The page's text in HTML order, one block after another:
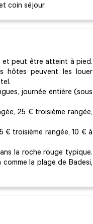
coin séjour.
et peut être atteint à pied.
hôtes peuvent les louer
journée entière (sous
25 € troisième rangée,
€ troisième rangée, 10 € à
la roche rouge typique.
la plage de Badesi,